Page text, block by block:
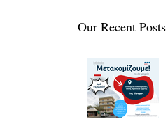
Our Recent Posts